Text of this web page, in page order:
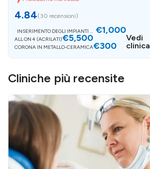
4.84(30 recensioni)
INSERIMENTO DEGLI IMPIANTI MI
S 1
€1,000
ALL ON 4 (ACRILATI)€5,500
CORONA IN METALLO-CERAMICA€300
Vedi
clinica
Cliniche più recensite